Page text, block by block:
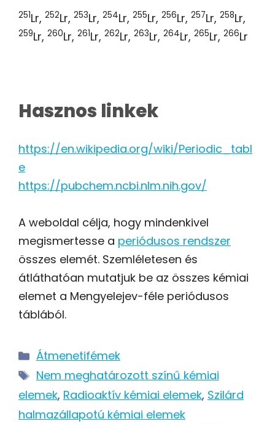
251Lr, 252Lr, 253Lr, 254Lr, 255Lr, 256Lr, 257Lr, 258Lr,
259Lr, 260Lr, 261Lr, 262Lr, 263Lr, 264Lr, 265Lr, 266Lr
Hasznos linkek
https://en.wikipedia.org/wiki/Periodic_tabl
e
https://pubchem.ncbi.nlm.nih.gov/
A weboldal célja, hogy mindenkivel
megismertesse a periódusos rendszer
összes elemét. Szemléletesen és
átláthatóan mutatjuk be az összes kémiai
elemet a Mengyelejev-féle periódusos
táblából.
Kategória
Átmenetifémek
Címkék
Nem meghatározott színű kémiai
elemek, Radioaktív kémiai elemek, Szilárd
halmazállapotú kémiai elemek